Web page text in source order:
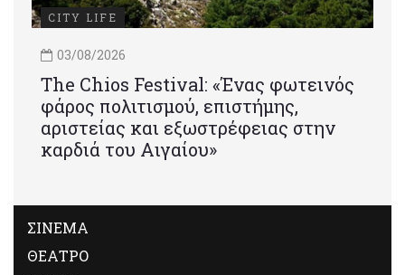
CITY LIFE
03/08/2026
Τhe Chios Festival: «Ένας φωτεινός
φάρος πολιτισμού, επιστήμης,
αριστείας και εξωστρέφειας στην
καρδιά του Αιγαίου»
ΣΙΝΕΜΑ
ΘΕΑΤΡΟ